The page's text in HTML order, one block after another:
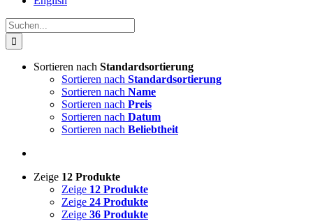
Suche
nach:
Sortieren nach Standardsortierung
Sortieren nach Standardsortierung
Sortieren nach Name
Sortieren nach Preis
Sortieren nach Datum
Sortieren nach Beliebtheit
Zeige 12 Produkte
Zeige 12 Produkte
Zeige 24 Produkte
Zeige 36 Produkte